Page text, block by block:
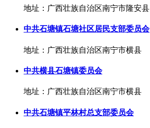
地址：广西壮族自治区南宁市隆安县
中共石塘镇石塘社区居民支部委员会
地址：广西壮族自治区南宁市横县
中共横县石塘镇委员会
地址：广西壮族自治区南宁市横县
中共石塘镇平林村总支部委员会